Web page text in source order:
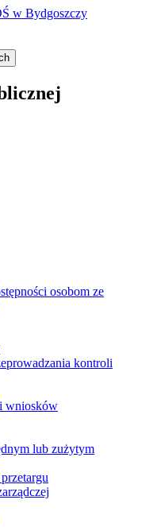
osobom ze
kontroli
i wniosków
lub zużytym